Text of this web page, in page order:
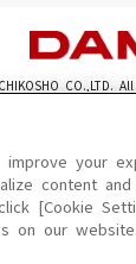
DAMの新曲・ランキ
カラオケ最新情報を
CO.,LTD. All
一切の文章・画像
範囲を超えて無断で
によりご利用いただ
、配信内容が変更に
your
content
[Cookie
on our website.